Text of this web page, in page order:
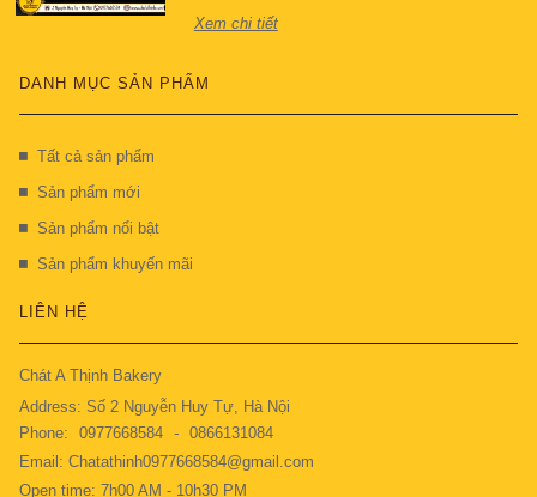
Xem chi tiết
DANH MỤC SẢN PHẨM
Tất cả sản phẩm
Sản phẩm mới
Sản phẩm nổi bật
Sản phẩm khuyến mãi
LIÊN HỆ
Chát A Thịnh Bakery
Address: Số 2 Nguyễn Huy Tự, Hà Nội
Phone:
0977668584 -
0866131084
Email: Chatathinh0977668584@gmail.com
Open time: 7h00 AM - 10h30 PM